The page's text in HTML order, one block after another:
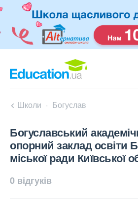
Школи Богуслав
Богуславський
опорний заклад освіти
міської ради Київської
0 відгуків